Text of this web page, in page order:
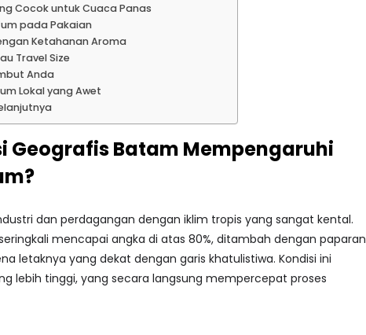
Cocok untuk Cuaca Panas
pada Pakaian
Ketahanan Aroma
Travel Size
Anda
Lokal yang Awet
Geografis Batam Mempengaruhi
dan perdagangan dengan iklim tropis yang sangat kental.
mencapai angka di atas 80%, ditambah dengan paparan
letaknya yang dekat dengan garis khatulistiwa. Kondisi ini
lebih tinggi, yang secara langsung mempercepat proses